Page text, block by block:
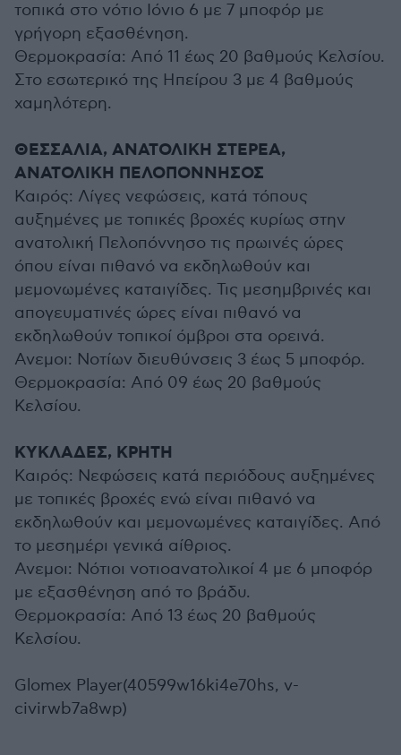
τοπικά στο νότιο Ιόνιο 6 με 7 μποφόρ με
γρήγορη εξασθένηση.
Θερμοκρασία: Από 11 έως 20 βαθμούς Κελσίου.
Στο εσωτερικό της Ηπείρου 3 με 4 βαθμούς
χαμηλότερη.
ΘΕΣΣΑΛΙΑ, ΑΝΑΤΟΛΙΚΗ ΣΤΕΡΕΑ,
ΑΝΑΤΟΛΙΚΗ ΠΕΛΟΠΟΝΝΗΣΟΣ
Καιρός: Λίγες νεφώσεις, κατά τόπους
αυξημένες με τοπικές βροχές κυρίως στην
ανατολική Πελοπόννησο τις πρωινές ώρες
όπου είναι πιθανό να εκδηλωθούν και
μεμονωμένες καταιγίδες. Τις μεσημβρινές και
απογευματινές ώρες είναι πιθανό να
εκδηλωθούν τοπικοί όμβροι στα ορεινά.
Ανεμοι: Νοτίων διευθύνσεις 3 έως 5 μποφόρ.
Θερμοκρασία: Από 09 έως 20 βαθμούς
Κελσίου.
ΚΥΚΛΑΔΕΣ, ΚΡΗΤΗ
Καιρός: Νεφώσεις κατά περιόδους αυξημένες
με τοπικές βροχές ενώ είναι πιθανό να
εκδηλωθούν και μεμονωμένες καταιγίδες. Από
το μεσημέρι γενικά αίθριος.
Ανεμοι: Νότιοι νοτιοανατολικοί 4 με 6 μποφόρ
με εξασθένηση από το βράδυ.
Θερμοκρασία: Από 13 έως 20 βαθμούς
Κελσίου.
Glomex Player(40599w16ki4e70hs, v-
civirwb7a8wp)